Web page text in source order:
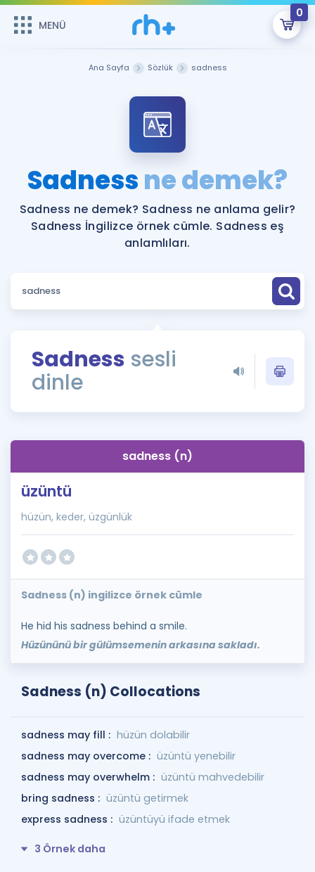
MENÜ
0
ÜYE DEĞİLİM
Sepetin Şu An Boş.
Remzi Hoca ile seni sınava hazırlayacak onlarca eğitim seni
bekliyor!
MENÜ
Faydalı Araçlar
Sözlük
Rehberlik Aracı
ÖSYM Sınav Takvimi
İngilizce Gramer
Hakkımızda
Ana Sayfa Sözlük sadness
Sadnessne demek?
Sadness ne demek? Sadness ne anlama gelir?
Sadness İngilizce örnek cümle. Sadness eş
anlamlıları.
Sadness sesli
dinle
sadness (n)
üzüntü
hüzün, keder, üzgünlük
Sadness (n) ingilizce örnek cümle
He hid his sadness behind a smile.
Hüzününü bir gülümsemenin arkasına sakladı.
Sadness (n) Collocations
sadness may fill : hüzün dolabilir
sadness may overcome : üzüntü yenebilir
sadness may overwhelm : üzüntü mahvedebilir
bring sadness : üzüntü getirmek
express sadness : üzüntüyü ifade etmek
3 Örnek daha